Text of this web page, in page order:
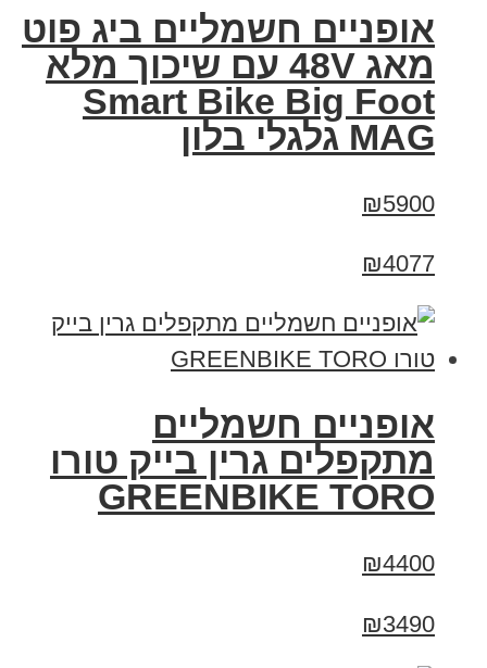
אופניים חשמליים ביג פוט
מאג 48V עם שיכוך מלא
Smart Bike Big Foot
MAG גלגלי בלון
₪5900
₪4077
אופניים חשמליים
מתקפלים גרין בייק טורו
GREENBIKE TORO
₪4400
₪3490